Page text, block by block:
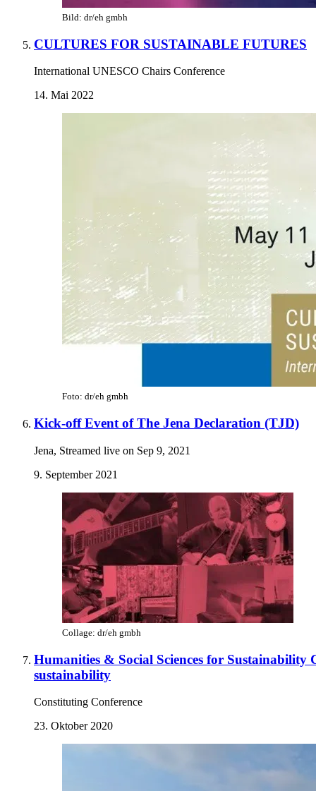
Bild: dr/eh gmbh
CULTURES FOR SUSTAINABLE FUTURES
International UNESCO Chairs Conference
14. Mai 2022
Foto: dr/eh gmbh
Kick-off Event of The Jena Declaration (TJD)
Jena, Streamed live on Sep 9, 2021
9. September 2021
Collage: dr/eh gmbh
Humanities & Social Sciences for
sustainability
Constituting Conference
23. Oktober 2020